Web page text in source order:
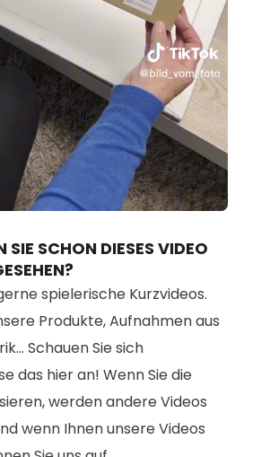
Loaded:
70.19%
SIE SCHON DIESES VIDEO
spielerische Kurzvideos.
Produkte, Aufnahmen aus
Schauen Sie sich
das hier an! Wenn Sie die
werden andere Videos
wenn Ihnen unsere Videos